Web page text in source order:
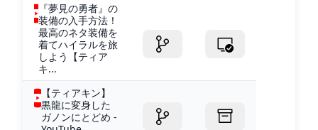
『夢見の勇者』の
装備の入手方法！
最高のネタ装備を
着てハイラルを旅
しよう【ティア
キ...
【ティアキン】
黒龍に変身した
ガノンにとどめ -